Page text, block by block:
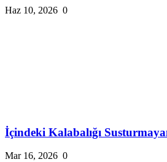
Haz 10, 2026 0
İçindeki Kalabalığı
Mar 16, 2026 0